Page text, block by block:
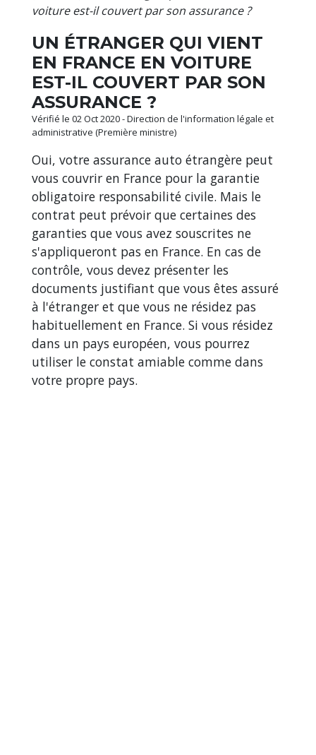
voiture est-il couvert par son assurance ?
UN ÉTRANGER QUI VIENT
EN FRANCE EN VOITURE
EST-IL COUVERT PAR SON
ASSURANCE ?
Vérifié le 02 Oct 2020 - Direction de l'information légale et
administrative (Première ministre)
Oui, votre assurance auto étrangère peut
vous couvrir en France pour la garantie
obligatoire responsabilité civile. Mais le
contrat peut prévoir que certaines des
garanties que vous avez souscrites ne
s'appliqueront pas en France. En cas de
contrôle, vous devez présenter les
documents justifiant que vous êtes assuré
à l'étranger et que vous ne résidez pas
habituellement en France. Si vous résidez
dans un pays européen, vous pourrez
utiliser le constat amiable comme dans
votre propre pays.